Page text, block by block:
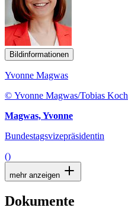
Bildinformationen
Yvonne Magwas
© Yvonne Magwas/Tobias Koch
Magwas, Yvonne
Bundestagsvizepräsidentin
()
mehr anzeigen
Dokumente